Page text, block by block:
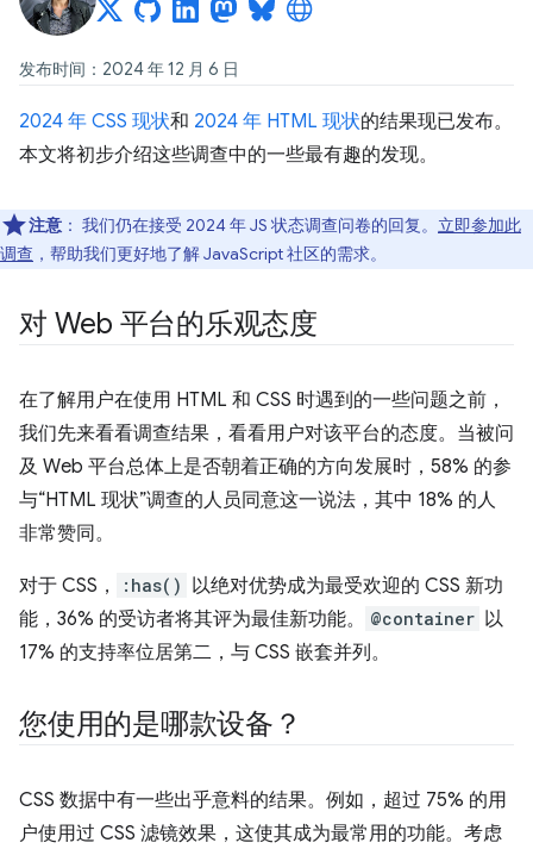
发布时间：2024 年 12 月 6 日
2024 年 CSS 现状和 2024 年 HTML 现状的结果现已发布。
本文将初步介绍这些调查中的一些最有趣的发现。
注意 ： 我们仍在接受 2024 年 JS 状态调查问卷的回复。 立即参加此
调查 ，帮助我们更好地了解 JavaScript 社区的需求。
对 Web 平台的乐观态度
在了解用户在使用 HTML 和 CSS 时遇到的一些问题之前，
我们先来看看调查结果，看看用户对该平台的态度。当被问
及 Web 平台总体上是否朝着正确的方向发展时，58% 的参
与“HTML 现状”调查的人员同意这一说法，其中 18% 的人
非常赞同。
对于 CSS， :has() 以绝对优势成为最受欢迎的 CSS 新功
能，36% 的受访者将其评为最佳新功能。
@container 以
17% 的支持率位居第二，与 CSS 嵌套并列。
您使用的是哪款设备？
CSS 数据中有一些出乎意料的结果。例如，超过 75% 的用
户使用过 CSS 滤镜效果，这使其成为最常用的功能。考虑